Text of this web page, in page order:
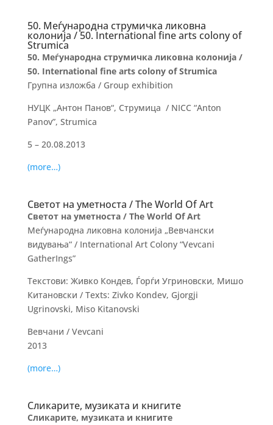
50. Меѓународна струмичка ликовна
колонија / 50. International fine arts colony of
Strumica
50. Меѓународна струмичка ликовна колонија /
50. International fine arts colony of Strumica
Групна изложба / Group exhibition
НУЦК „Антон Панов“, Струмица / NICC “Anton
Panov”, Strumica
5 – 20.08.2013
(more…)
Светот на уметноста / The World Of Art
Светот на уметноста / The World Of Art
Меѓународна ликовна колонија „Вевчански
видувања“ / International Art Colony “Vevcani
GatherIngs”
Текстови: Живко Кондев, Ѓорѓи Угриновски, Мишо
Китановски / Texts: Zivko Kondev, Gjorgji
Ugrinovski, Miso Kitanovski
Вевчани / Vevcani
2013
(more…)
Сликарите, музиката и книгите
Сликарите, музиката и книгите